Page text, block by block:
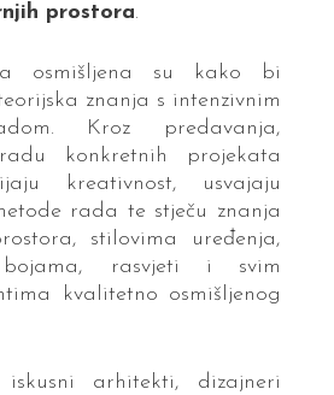
prostora.
osmišljena su kako bi
znanja s intenzivnim
Kroz predavanja,
konkretnih projekata
kreativnost, usvajaju
rada te stječu znanja
stilovima uređenja,
bojama, rasvjeti i svim
kvalitetno osmišljenog
arhitekti, dizajneri